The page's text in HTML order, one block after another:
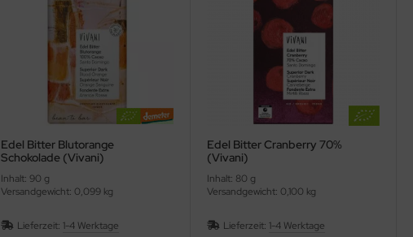
Edel Bitter Blutorange
Schokolade (Vivani)
Inhalt: 90 g
Versandgewicht: 0,099 kg
Lieferzeit: 1-4 Werktage
Edel Bitter Cranberry 70%
(Vivani)
Inhalt: 80 g
Versandgewicht: 0,100 kg
Lieferzeit: 1-4 Werktage